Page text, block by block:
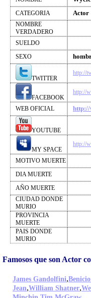
CATEGORIA Actor
NOMBRE
VERDADERO
SUELDO
SEXO
TWITTER
http://
FACEBOOK
http://
WEB OFICIAL http://
YOUTUBE
MY SPACE
http://
MOTIVO MUERTE
DIA MUERTE
AÑO MUERTE
CIUDAD DONDE
MURIO
PROVINCIA
MUERTE
PAIS DONDE
MURIO
Famosos que son Actor
James Gandolfini,
Jean,William Shatner,